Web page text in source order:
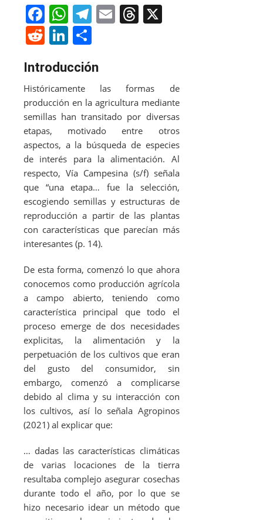
F
a
c
e
b
o
o
k
W
h
at
s
A
p
p
T
gr
a
m
E T
d
s
R
d
di
t
Li
k
e
dI
n
ar
e
Introducción
Históricamente las formas de
producción en la agricultura mediante
semillas han transitado por diversas
etapas, motivado entre otros
aspectos, a la búsqueda de especies
de interés para la alimentación. Al
respecto, Vía Campesina (s/f) señala
que “una etapa… fue la selección,
escogiendo semillas y estructuras de
reproducción a partir de las plantas
con características que parecían más
interesantes (p. 14).
De esta forma, comenzó lo que ahora
conocemos como producción agrícola
a campo abierto, teniendo como
característica principal que todo el
proceso emerge de dos necesidades
explicitas, la alimentación y la
perpetuación de los cultivos que eran
del gusto del consumidor, sin
embargo, comenzó a complicarse
debido al clima y su interacción con
los cultivos, así lo señala Agropinos
(2021) al explicar que:
… dadas las características climáticas
de varias locaciones de la tierra
resultaba complejo asegurar cosechas
durante todo el año, por lo que se
hizo necesario idear un método que